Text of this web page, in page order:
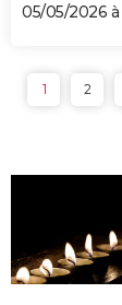
05/05/2026 à
1 2